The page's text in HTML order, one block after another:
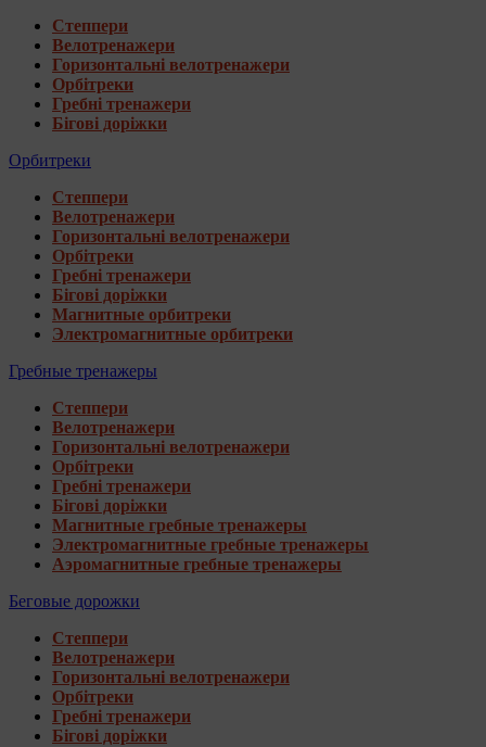
Степпери
Велотренажери
Горизонтальні велотренажери
Орбітреки
Гребні тренажери
Бігові доріжки
Орбитреки
Степпери
Велотренажери
Горизонтальні велотренажери
Орбітреки
Гребні тренажери
Бігові доріжки
Магнитные орбитреки
Электромагнитные орбитреки
Гребные тренажеры
Степпери
Велотренажери
Горизонтальні велотренажери
Орбітреки
Гребні тренажери
Бігові доріжки
Магнитные гребные тренажеры
Электромагнитные гребные тренажеры
Аэромагнитные гребные тренажеры
Беговые дорожки
Степпери
Велотренажери
Горизонтальні велотренажери
Орбітреки
Гребні тренажери
Бігові доріжки